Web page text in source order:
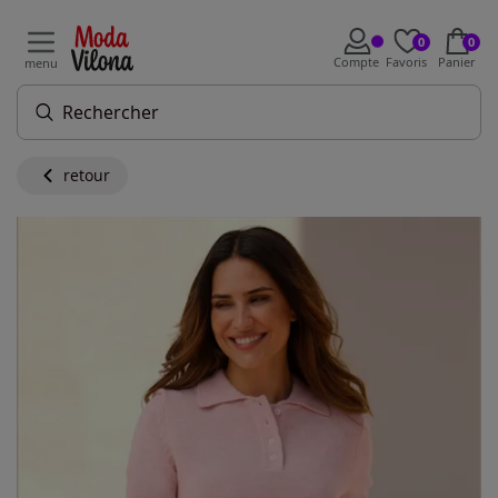
menu Compte
0
Favoris
0
Panier
retour